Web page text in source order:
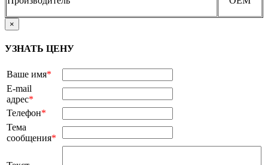
×
УЗНАТЬ ЦЕНУ
Ваше имя*
E-mail
адрес*
Телефон*
Тема
сообщения*